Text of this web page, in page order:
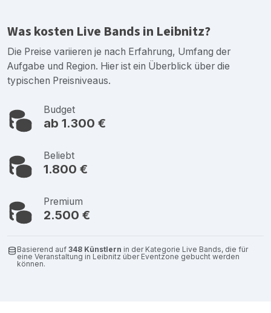
Was kosten Live Bands in Leibnitz?
Die Preise variieren je nach Erfahrung, Umfang der
Aufgabe und Region. Hier ist ein Überblick über die
typischen Preisniveaus.
Budget
ab 1.300 €
Beliebt
1.800 €
Premium
2.500 €
Basierend auf 348 Künstlern in der Kategorie Live Bands, die für
eine Veranstaltung in Leibnitz über Eventzone gebucht werden
können.